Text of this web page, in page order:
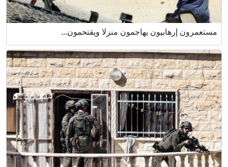
مستعمرون إرهابيون يهاجمون منزلا ويقتحمون...